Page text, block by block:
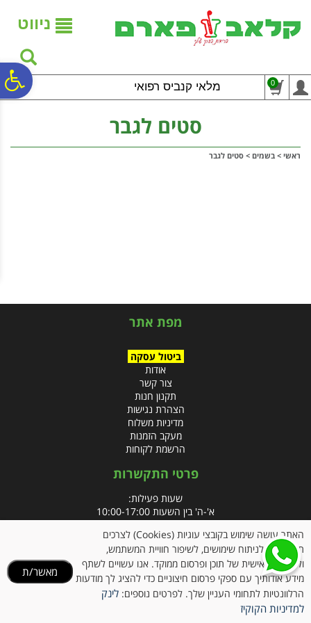
נגישות
אתר
המרכזי
ניווט
מלאי קנביס רפואי 0
סטים לגבר
ראשי > בשמים > סטים לגבר
מפת אתר
ביטול עסקה
אודות
צור קשר
תקנון חנות
הצהרת נגישות
מדיניות משלוח
מעקב הזמנות
הרשמת לקוחות
פרטי התקשרות
שעות פעילות:
א'-ה' בין השעות 10:00-17:00
טלפון:
פקס: 09-8666832
אימייל: info@clubpharm.co.il
כתובת : קניון M הדרך, צומת ינאי, מושב בית חירות 40291
האתר עושה שימוש בקובצי עוגיות (Cookies) לצרכים
תפעוליים, לניתוח שימושים, לשיפור חוויית המשתמש,
ולהתאמה אישית של תוכן ופרסום ממוקד. אנו עשויים לשתף
מידע אודותיך עם ספקי פרסום חיצוניים כדי להציג לך מודעות
הרלוונטיות לתחומי העניין שלך. לפרטים נוספים: לינק
למדיניות הקוקיז
מאשר/ת